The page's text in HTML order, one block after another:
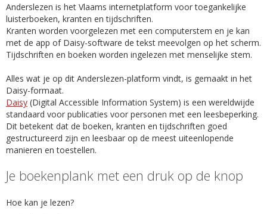
Anderslezen is het Vlaams internetplatform voor toegankelijke
luisterboeken, kranten en tijdschriften.
Kranten worden voorgelezen met een computerstem en je kan
met de app of Daisy-software de tekst meevolgen op het scherm.
Tijdschriften en boeken worden ingelezen met menselijke stem.
Alles wat je op dit Anderslezen-platform vindt, is gemaakt in het
Daisy-formaat.
Daisy (Digital Accessible Information System) is een wereldwijde
standaard voor publicaties voor personen met een leesbeperking.
Dit betekent dat de boeken, kranten en tijdschriften goed
gestructureerd zijn en leesbaar op de meest uiteenlopende
manieren en toestellen.
Je boekenplank met een druk op de knop
Hoe kan je lezen?